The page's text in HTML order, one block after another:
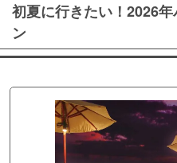
初夏に行きたい！2026
ン